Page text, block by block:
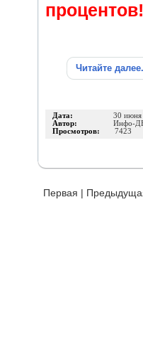
процентов!
Читайте
Дата: 30 июня
Автор: Инфо-
Просмотров: 7423
Первая |